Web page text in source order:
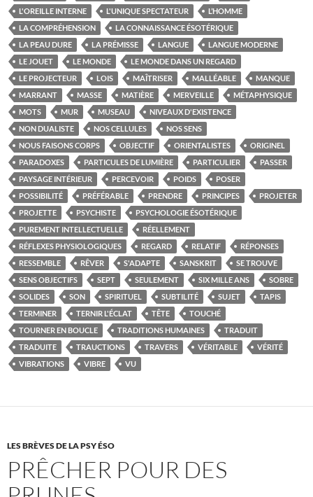
L'OREILLE INTERNE
L'UNIQUE SPECTATEUR
L’HOMME
LA COMPRÉHENSION
LA CONNAISSANCE ÉSOTÉRIQUE
LA PEAU DURE
LA PRÉMISSE LANGUE
LANGUE MODERNE
LE JOUET
LE MONDE
LE MONDE DANS UN REGARD
LE PROJECTEUR
LOIS MAÎTRISER MALLÉABLE
MANQUE
MARRANT
MASSE MATIÈRE MERVEILLE
MÉTAPHYSIQUE
MOTS
MUR MUSEAU
NIVEAUX D'EXISTENCE
NON DUALISTE
NOS CELLULES
NOS SENS
NOUS FAISONS CORPS
OBJECTIF ORIENTALISTES
ORIGINEL
PARADOXES
PARTICULES DE LUMIÈRE PARTICULIER
PASSER
PAYSAGE INTÉRIEUR
PERCEVOIR POIDS
POSER
POSSIBILITÉ
PRÉFÉRABLE PRENDRE PRINCIPES
PROJETER
PROJETTE
PSYCHISTE
PSYCHOLOGIE ÉSOTÉRIQUE
PUREMENT INTELLECTUELLE
RÉELLEMENT
RÉFLEXES PHYSIOLOGIQUES
REGARD RELATIF
RÉPONSES
RESSEMBLE
RÊVER S'ADAPTE SANSKRIT
SE TROUVE
SENS OBJECTIFS
SEPT SEULEMENT SIX MILLE ANS
SOBRE
SOLIDES
SON SPIRITUEL SUBTILITÉ SUJET
TAPIS
TERMINER
TERNIR L'ÉCLAT TÊTE
TOUCHÉ
TOURNER EN BOUCLE
TRADITIONS HUMAINES
TRADUIT
TRADUITE
TRAUCTIONS TRAVERS VÉRITABLE
VÉRITÉ
VIBRATIONS
VIBRE VU
LES BRÈVES DE LA PSY ÉSO
PRÊCHER POUR DES